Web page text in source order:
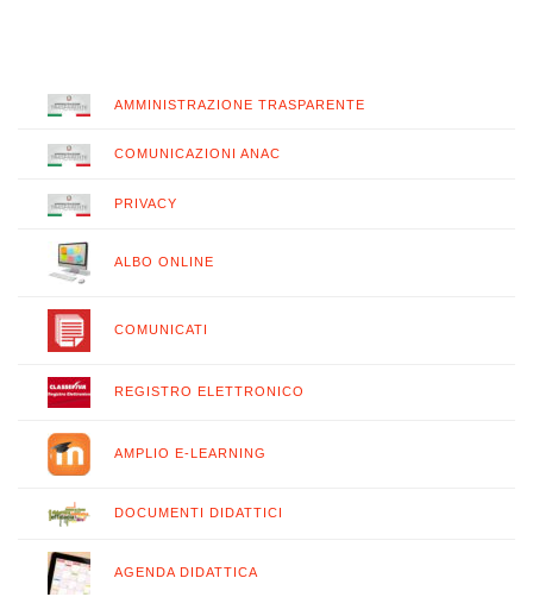
AMMINISTRAZIONE TRASPARENTE
COMUNICAZIONI ANAC
PRIVACY
ALBO ONLINE
COMUNICATI
REGISTRO ELETTRONICO
AMPLIO E-LEARNING
DOCUMENTI DIDATTICI
AGENDA DIDATTICA